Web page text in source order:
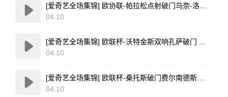
04.10
04.10
04.10